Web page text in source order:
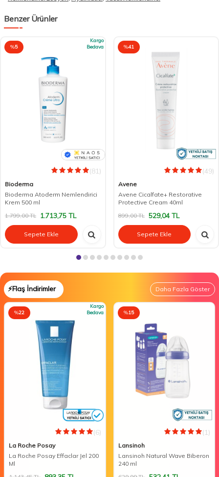
Benzer Ürünler
%5
Kargo
Bedava
(81)
Bioderma
Bioderma Atoderm Nemlendirici
Krem 500 ml
1.799,00TL 1.713,75 TL
Sepete Ekle
%41
(49)
Avene
Avene Cicalfate+ Restorative
Protective Cream 40ml
899,00TL 529,04TL
Sepete Ekle
⚡Flaş İndirimler Daha Fazla Göster
%22
Kargo
Bedava
(6)
La Roche Posay
La Roche Posay Effaclar Jel 200
Ml
%15
(1)
Lansinoh
Lansinoh Natural Wave Biberon
240 ml